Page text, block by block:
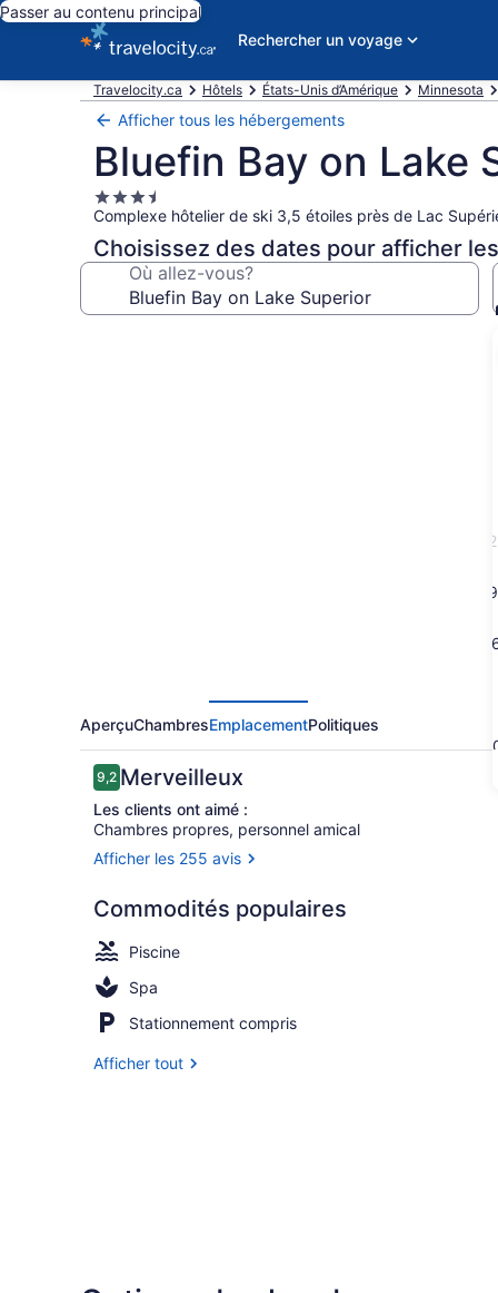
Passer au contenu principal
Rechercher un voyage
Travelocity.ca Hôtels États-Unis d’Amérique Minnesota
Afficher tous les hébergements
Bluefin Bay on Lake
Hébergement
3.5 étoiles
Complexe hôtelier de ski 3,5 étoiles près de Lac
Choisissez des dates pour afficher
Où allez-vous?
2
9
AperçuChambresEmplacementPolitiques
Avis
9,29,2 sur 10 –
Merveilleux
Les clients ont aimé :
Chambres propres, personnel amical
Afficher les 255 avis
Commodités populaires
Piscine
Spa
Stationnement compris
Afficher tout